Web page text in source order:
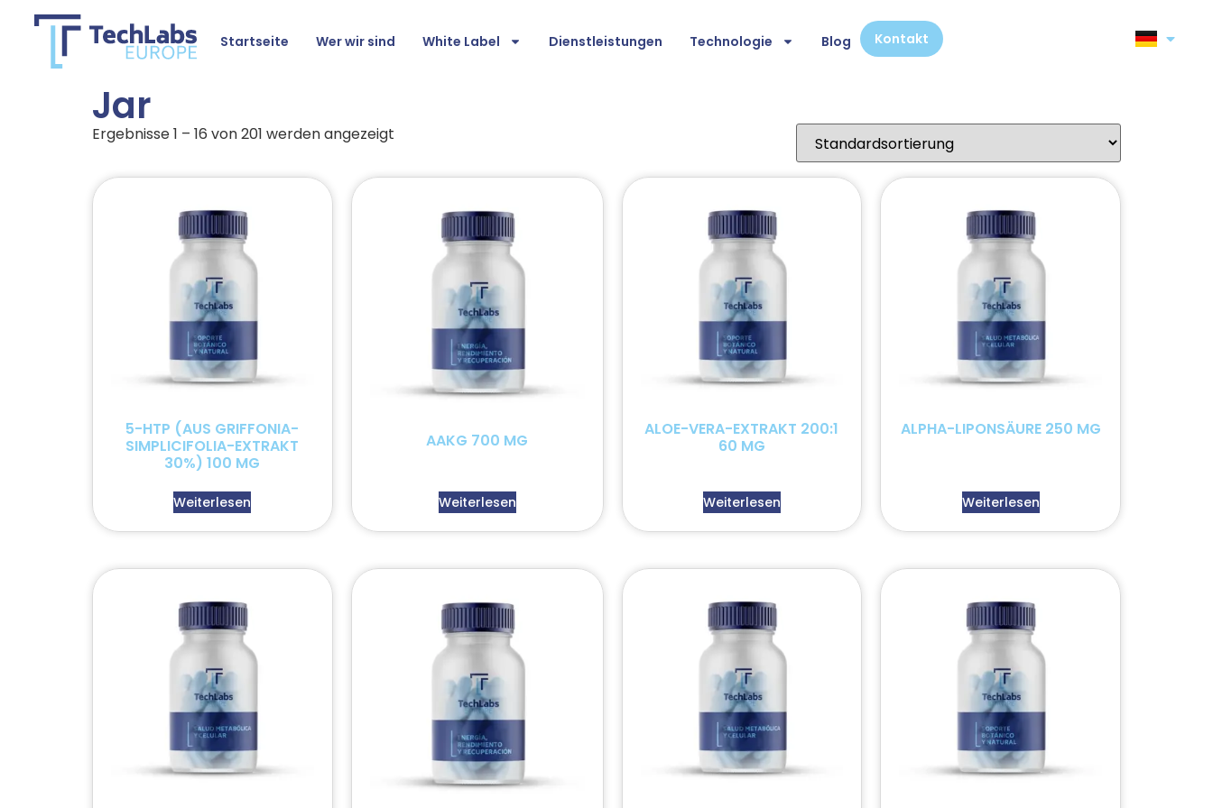
Startseite Wer wir sind White Label Dienstleistungen Technologie Blog Kontakt
Jar
Ergebnisse 1 – 16 von 201 werden angezeigt
5-HTP (AUS GRIFFONIA-
SIMPLICIFOLIA-EXTRAKT
30%) 100 MG
Weiterlesen
AAKG 700 MG
Weiterlesen
ALOE-VERA-EXTRAKT 200:1
60 MG
Weiterlesen
ALPHA-LIPONSÄURE 250 MG
Weiterlesen